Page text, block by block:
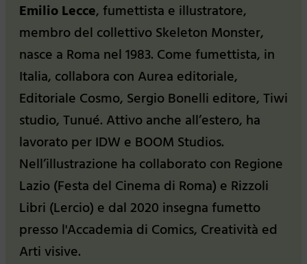
Emilio Lecce, fumettista e illustratore,
membro del collettivo Skeleton Monster,
nasce a Roma nel 1983. Come fumettista, in
Italia, collabora con Aurea editoriale,
Editoriale Cosmo, Sergio Bonelli editore, Tiwi
studio, Tunué. Attivo anche all’estero, ha
lavorato per IDW e BOOM Studios.
Nell’illustrazione ha collaborato con Regione
Lazio (Festa del Cinema di Roma) e Rizzoli
Libri (Lercio) e dal 2020 insegna fumetto
presso l'Accademia di Comics, Creatività ed
Arti visive.